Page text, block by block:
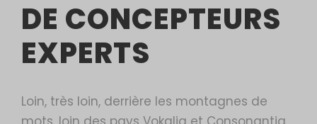
DE CONCEPTEURS
EXPERTS
Loin, très loin, derrière les montagnes de